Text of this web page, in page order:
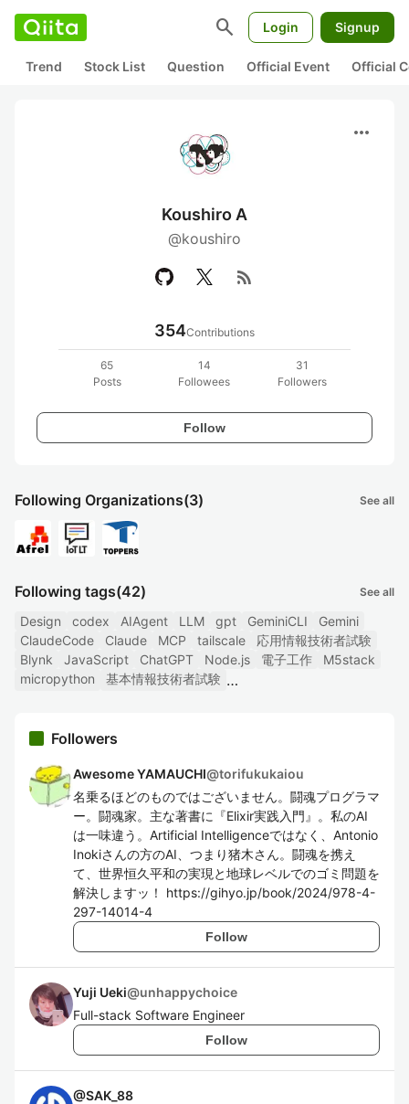
search Login Signup
Trend Stock List Question Official Event Official
more_horiz
Koushiro A
@koushiro
rss_feed
354Contributions
65
Posts
14
Followees
31
Followers
Follow
Following Organizations(3) See all
Following tags(42) See all
Design codex AIAgent LLM gpt GeminiCLI
Gemini
ClaudeCode
Claude MCP tailscale
応用情報技術者試験
Blynk
JavaScript ChatGPT Node.js 電子工作
M5stack
micropython
基本情報技術者試験
Followers
Awesome YAMAUCHI@torifukukaiou
名乗るほどのものではございません。闘魂プログラマ
ー。闘魂家。主な著書に『Elixir実践入門』。私のAI
は一味違う。Artificial Intelligenceではなく、Antonio
Inokiさんの方のAI、つまり猪木さん。闘魂を携え
て、世界恒久平和の実現と地球レベルでのゴミ問題を
解決しますッ！ https://gihyo.jp/book/2024/978-4-
297-14014-4
Follow
Yuji Ueki@unhappychoice
Full-stack Software Engineer
Follow
@SAK_88